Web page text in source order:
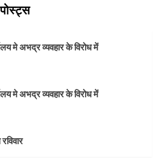
मे अभद्र व्यवहार के विरोध में
मे अभद्र व्यवहार के विरोध में